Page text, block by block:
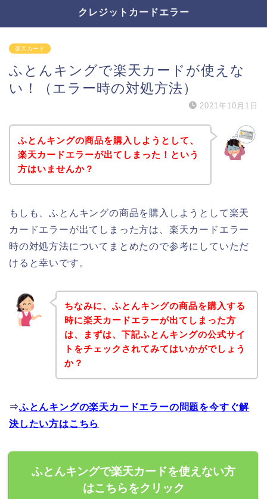
クレジットカードエラー
楽天カード
ふとんキングで楽天カードが使えな
い！（エラー時の対処方法）
2021年10月1日
ふとんキングの商品を購入しようとして、
楽天カードエラーが出てしまった！という
方はいませんか？
もしも、ふとんキングの商品を購入しようとして楽天
カードエラーが出てしまった方は、楽天カードエラー
時の対処方法についてまとめたので参考にしていただ
けると幸いです。
ちなみに、ふとんキングの商品を購入する
時に楽天カードエラーが出てしまった方
は、まずは、下記ふとんキングの公式サイ
トをチェックされてみてはいかがでしょう
か？
⇒ふとんキングの楽天カードエラーの問題を今すぐ解
決したい方はこちら
ふとんキングで楽天カードを使えない方
はこちらをクリック